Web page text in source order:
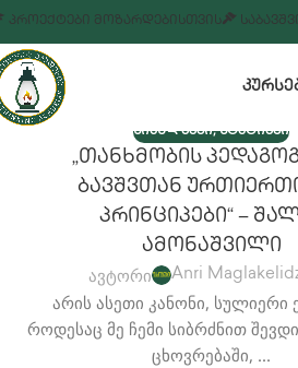
ᲞᲠᲝᲔᲥᲢᲔᲑᲘ ᲛᲝᲖᲐᲠᲓᲔᲑᲘᲡᲗᲕᲘᲡ
ᲡᲘᲐᲮᲚᲔᲔᲑᲘ,ᲡᲢᲐᲢᲘᲔᲑᲘ
„თანხმობის
Ბავშვთან
Პრინციპები“ –
Ამონაშვილი
ავტორი Anri
არის ასეთი კანონი, სულიერი
როდესაც მე ჩემი სიბრძნით
ცხოვრებაში, ...